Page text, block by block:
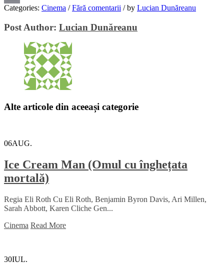
Email
Categories: Cinema / Fără comentarii /by Lucian Dunăreanu
Post Author: Lucian Dunăreanu
Alte articole din aceeași categorie
06AUG.
Ice Cream Man (Omul cu înghețata
mortală)
Regia Eli Roth Cu Eli Roth, Benjamin Byron Davis, Ari Millen,
Sarah Abbott, Karen Cliche Gen...
Cinema Read More
30IUL.